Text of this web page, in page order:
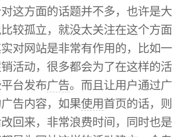
这方面的话题并不多，也许是
较孤立，就没太关注在这个方
网站是非常有作用的，比如一
活动，很多都会为了在这样的
台发布广告。而且让用户通过
告内容，如果使用首页的话，
回来，非常浪费时间，同时也